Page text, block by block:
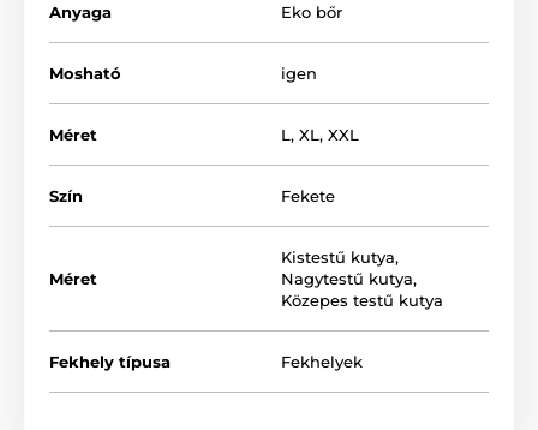
A termék számos színváltozatba és méretben
kapható. A megfelelő méretet az alábbi táblázat
Anyaga Eko bőr
Mosható igen
Méret L, XL, XXL
Szín Fekete
Méret
Kistestű kutya,
Nagytestű kutya,
Közepes testű kutya
Fekhely típusa Fekhelyek